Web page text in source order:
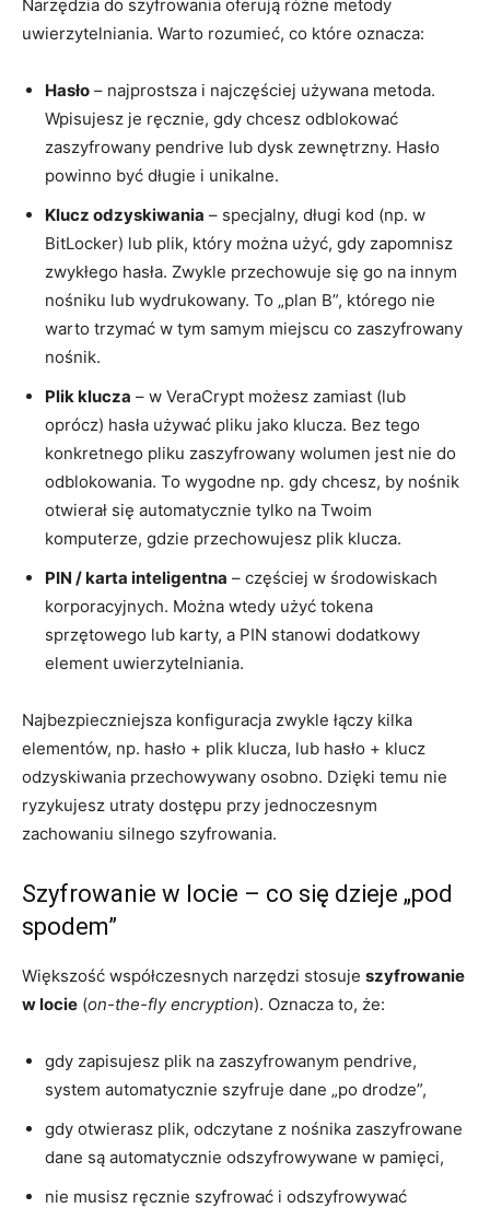
Narzędzia do szyfrowania oferują różne metody
uwierzytelniania. Warto rozumieć, co które oznacza:
Hasło – najprostsza i najczęściej używana metoda.
Wpisujesz je ręcznie, gdy chcesz odblokować
zaszyfrowany pendrive lub dysk zewnętrzny. Hasło
powinno być długie i unikalne.
Klucz odzyskiwania – specjalny, długi kod (np. w
BitLocker) lub plik, który można użyć, gdy zapomnisz
zwykłego hasła. Zwykle przechowuje się go na innym
nośniku lub wydrukowany. To „plan B”, którego nie
warto trzymać w tym samym miejscu co zaszyfrowany
nośnik.
Plik klucza – w VeraCrypt możesz zamiast (lub
oprócz) hasła używać pliku jako klucza. Bez tego
konkretnego pliku zaszyfrowany wolumen jest nie do
odblokowania. To wygodne np. gdy chcesz, by nośnik
otwierał się automatycznie tylko na Twoim
komputerze, gdzie przechowujesz plik klucza.
PIN / karta inteligentna – częściej w środowiskach
korporacyjnych. Można wtedy użyć tokena
sprzętowego lub karty, a PIN stanowi dodatkowy
element uwierzytelniania.
Najbezpieczniejsza konfiguracja zwykle łączy kilka
elementów, np. hasło + plik klucza, lub hasło + klucz
odzyskiwania przechowywany osobno. Dzięki temu nie
ryzykujesz utraty dostępu przy jednoczesnym
zachowaniu silnego szyfrowania.
Szyfrowanie w locie – co się dzieje „pod
spodem”
Większość współczesnych narzędzi stosuje szyfrowanie
w locie (on-the-fly encryption). Oznacza to, że:
gdy zapisujesz plik na zaszyfrowanym pendrive,
system automatycznie szyfruje dane „po drodze”,
gdy otwierasz plik, odczytane z nośnika zaszyfrowane
dane są automatycznie odszyfrowywane w pamięci,
nie musisz ręcznie szyfrować i odszyfrowywać